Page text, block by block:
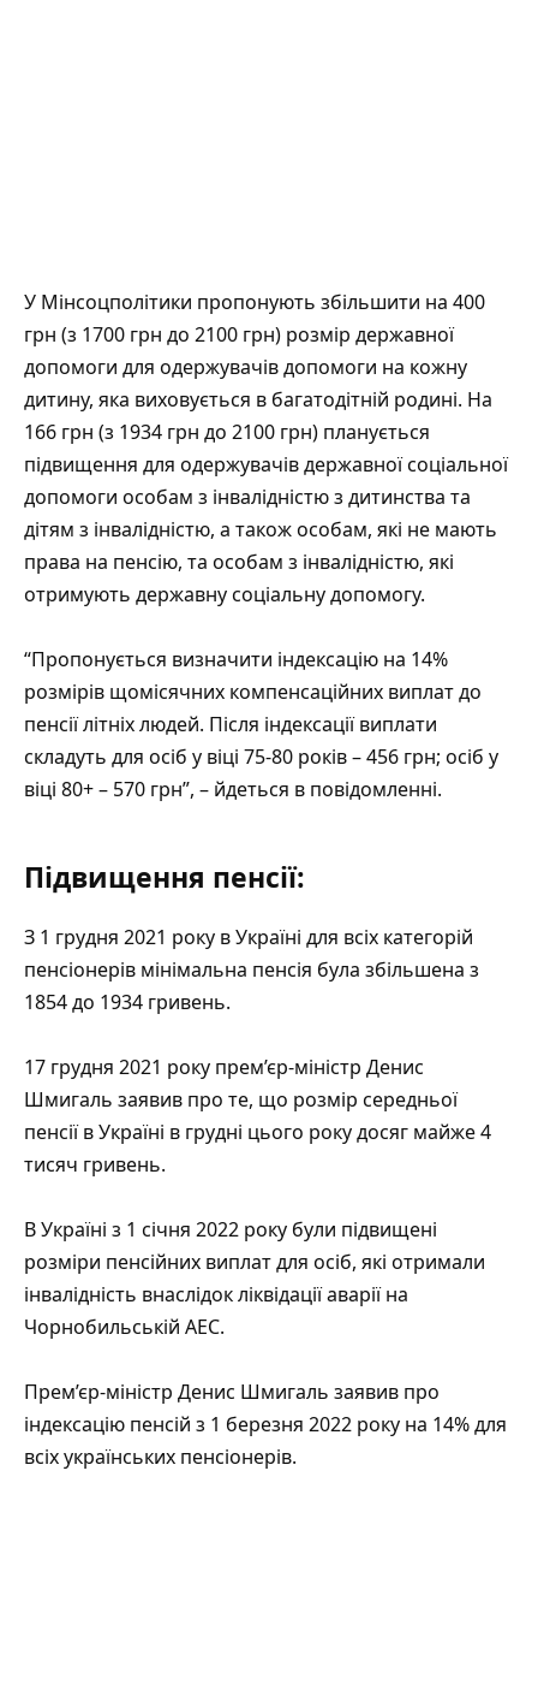
У Мінсоцполітики пропонують збільшити на 400
грн (з 1700 грн до 2100 грн) розмір державної
допомоги для одержувачів допомоги на кожну
дитину, яка виховується в багатодітній родині. На
166 грн (з 1934 грн до 2100 грн) планується
підвищення для одержувачів державної соціальної
допомоги особам з інвалідністю з дитинства та
дітям з інвалідністю, а також особам, які не мають
права на пенсію, та особам з інвалідністю, які
отримують державну соціальну допомогу.
“Пропонується визначити індексацію на 14%
розмірів щомісячних компенсаційних виплат до
пенсії літніх людей. Після індексації виплати
складуть для осіб у віці 75-80 років – 456 грн; осіб у
віці 80+ – 570 грн”, – йдеться в повідомленні.
Підвищення пенсії:
З 1 грудня 2021 року в Україні для всіх категорій
пенсіонерів мінімальна пенсія була збільшена з
1854 до 1934 гривень.
17 грудня 2021 року прем’єр-міністр Денис
Шмигаль заявив про те, що розмір середньої
пенсії в Україні в грудні цього року досяг майже 4
тисяч гривень.
В Україні з 1 січня 2022 року були підвищені
розміри пенсійних виплат для осіб, які отримали
інвалідність внаслідок ліквідації аварії на
Чорнобильській АЕС.
Прем’єр-міністр Денис Шмигаль заявив про
індексацію пенсій з 1 березня 2022 року на 14% для
всіх українських пенсіонерів.